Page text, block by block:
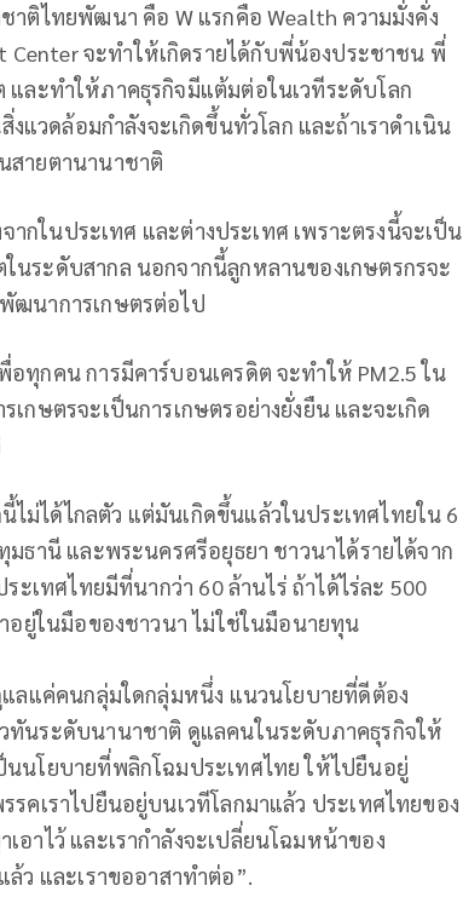
าติไทยพัฒนา คือ W แรกคือ Wealth ความมั่งคั่ง
Center จะทำให้เกิดรายได้กับพี่น้องประชาชน พี่
และทำให้ภาคธุรกิจมีแต้มต่อในเวทีระดับโลก
วดล้อมกำลังจะเกิดขึ้นทั่วโลก และถ้าเราดำเนิน
สายตานานาชาติ
ากในประเทศ และต่างประเทศ เพราะตรงนี้จะเป็น
นระดับสากล นอกจากนี้ลูกหลานของเกษตรกรจะ
ฒนาการเกษตรต่อไป
ทุกคน การมีคาร์บอนเครดิต จะทำให้ PM2.5 ใน
กษตรจะเป็นการเกษตรอย่างยั่งยืน และจะเกิด
ได้ไกลตัว แต่มันเกิดขึ้นแล้วในประเทศไทยใน 6
านี และพระนครศรีอยุธยา ชาวนาได้รายได้จาก
เทศไทยมีที่นากว่า 60 ล้านไร่ ถ้าได้ไร่ละ 500
อยู่ในมือของชาวนา ไม่ใช่ในมือนายทุน
แลแค่คนกลุ่มใดกลุ่มหนึ่ง แนวนโยบายที่ดีต้อง
ทันระดับนานาชาติ ดูแลคนในระดับภาคธุรกิจให้
นโยบายที่พลิกโฉมประเทศไทย ให้ไปยืนอยู่
รคเราไปยืนอยู่บนเวทีโลกมาแล้ว ประเทศไทยของ
อาไว้ และเรากำลังจะเปลี่ยนโฉมหน้าของ
ว และเราขออาสาทำต่อ”.